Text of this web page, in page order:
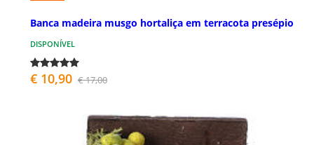
Banca madeira musgo hortaliça em terracota presépio
DISPONÍVEL
€ 10,90 € 17,00